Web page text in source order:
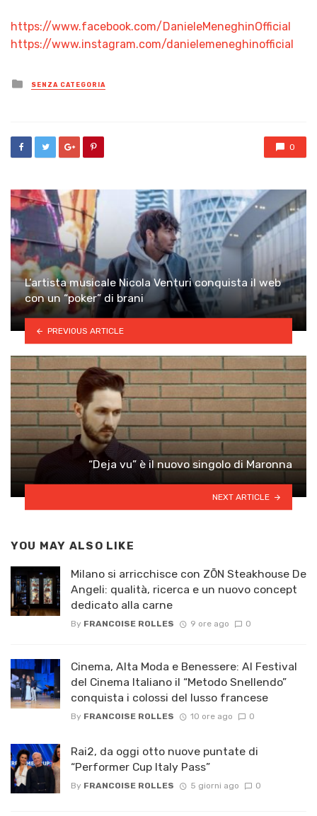
https://www.facebook.com/DanieleMeneghinOfficial
https://www.instagram.com/danielemeneghinofficial
Posted
in
SENZA CATEGORIA
0
L’artista musicale Nicola Venturi conquista il web
con un “poker” di brani
PREVIOUS ARTICLE
“Deja vu” è il nuovo singolo di Maronna
NEXT ARTICLE
YOU MAY ALSO LIKE
Milano si arricchisce con ZŌN Steakhouse De
Angeli: qualità, ricerca e un nuovo concept
dedicato alla carne
By FRANCOISE ROLLES 9 ore ago 0
Cinema, Alta Moda e Benessere: Al Festival
del Cinema Italiano il “Metodo Snellendo”
conquista i colossi del lusso francese
By FRANCOISE ROLLES 10 ore ago 0
Rai2, da oggi otto nuove puntate di
“Performer Cup Italy Pass”
By FRANCOISE ROLLES 5 giorni ago 0